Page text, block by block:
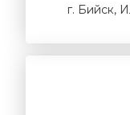
г. Бийск,